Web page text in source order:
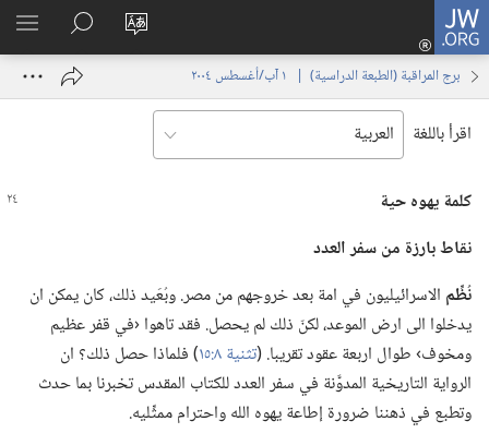
JW.ORG
تغيير
الموقع
تسجيل
الدخول
نافذة
البحث
في
JW.‎ORG
برج المراقبة (‏الطبعة الدراسية)‏ | ‏‎ ١‏ ‏‎آب/أغسطس‏ ‎٢٠٠٤
اقرأ باللغة
كلمة يهوه حية
نقاط بارزة من سفر العدد
نُظِّم الاسرائيليون في امة بعد خروجهم من مصر.‏ وبُعَيد ذلك،‏ كان يمكن ان
يدخلوا الى ارض الموعد،‏ لكنّ ذلك لم يحصل.‏ فقد تاهوا ‹في قفر عظيم
ومخوف› طوال اربعة عقود تقريبا.‏ (‏تثنية ٨:‏١٥
‏)‏ فلماذا حصل ذلك؟‏ ان
الرواية التاريخية المدوَّنة في سفر العدد للكتاب المقدس تخبرنا بما حدث
وتطبع في ذهننا ضرورة إطاعة يهوه الله واحترام ممثِّليه.‏